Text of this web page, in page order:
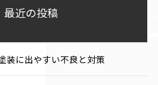
最近の投稿
装に出やすい不良と対策